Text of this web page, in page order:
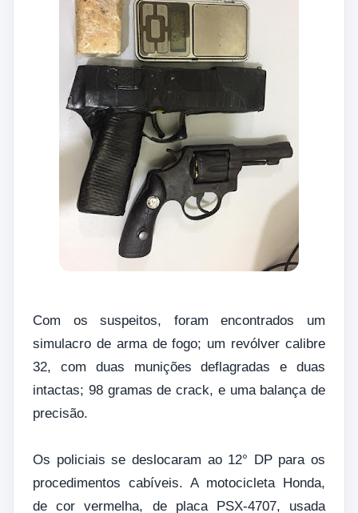
Com os suspeitos, foram encontrados um
simulacro de arma de fogo; um revólver calibre
32, com duas munições deflagradas e duas
intactas; 98 gramas de crack, e uma balança de
precisão.
Os policiais se deslocaram ao 12° DP para os
procedimentos cabíveis. A motocicleta Honda,
de cor vermelha, de placa PSX-4707, usada